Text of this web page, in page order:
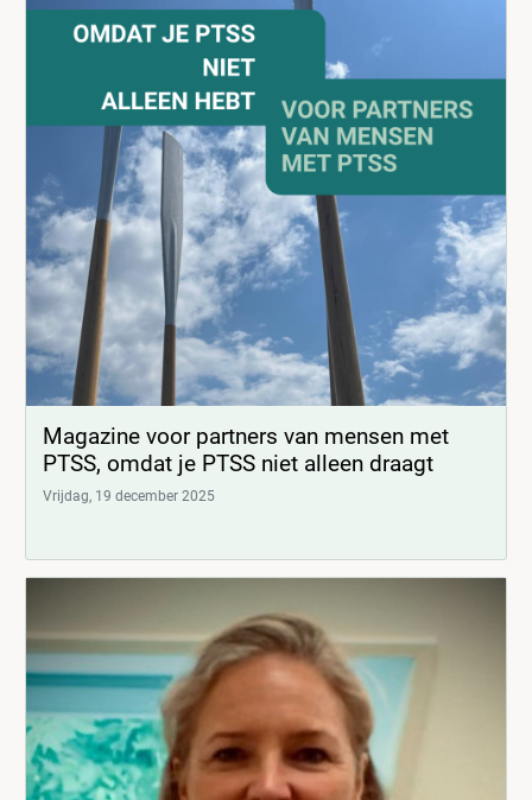
Magazine voor partners van mensen met
PTSS, omdat je PTSS niet alleen draagt
Vrijdag, 19 december 2025